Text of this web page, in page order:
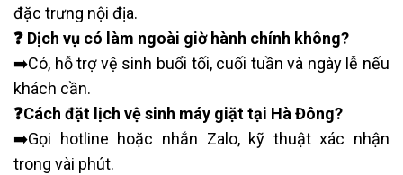
đặc trưng nội địa.
❓ Dịch vụ có làm ngoài giờ hành chính không?
➡️Có, hỗ trợ vệ sinh buổi tối, cuối tuần và ngày lễ nếu
khách cần.
❓Cách đặt lịch vệ sinh máy giặt tại Hà Đông?
➡️Gọi hotline hoặc nhắn Zalo, kỹ thuật xác nhận
trong vài phút.